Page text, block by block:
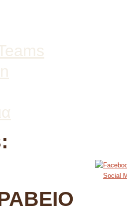
Social